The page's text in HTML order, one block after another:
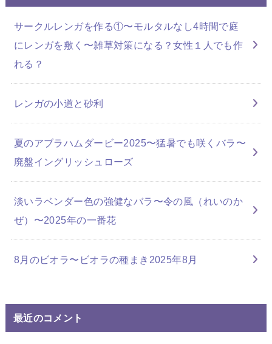
サークルレンガを作る①〜モルタルなし4時間で庭
にレンガを敷く〜雑草対策になる？女性１人でも作
れる？
レンガの小道と砂利
夏のアブラハムダービー2025〜猛暑でも咲くバラ〜
廃盤イングリッシュローズ
淡いラベンダー色の強健なバラ〜令の風（れいのか
ぜ）〜2025年の一番花
8月のビオラ〜ビオラの種まき2025年8月
最近のコメント